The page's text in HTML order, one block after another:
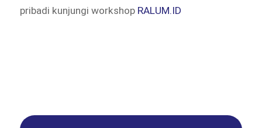
pribadi kunjungi workshop RALUM.ID